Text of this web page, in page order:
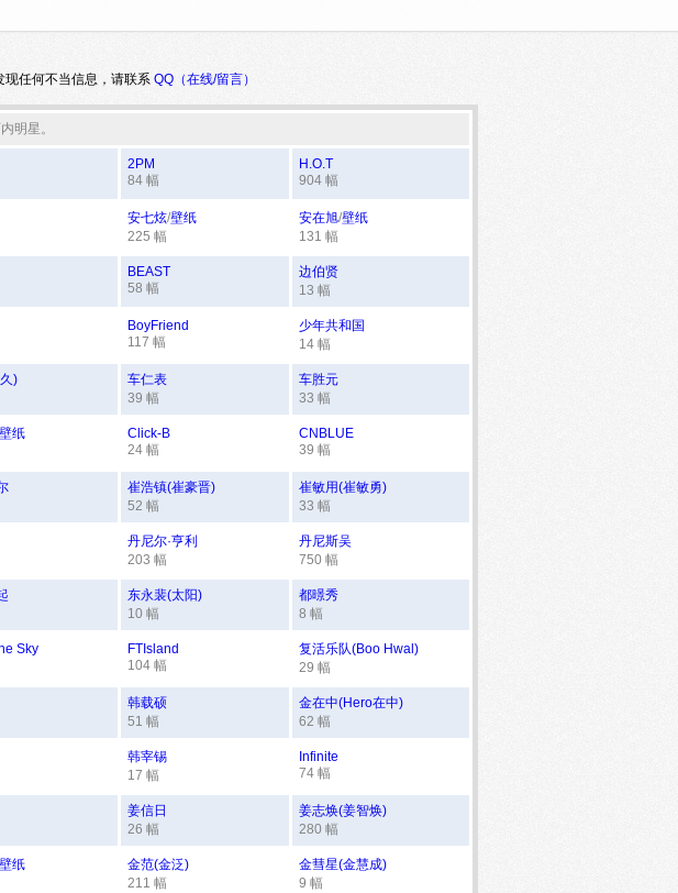
任何不当信息，请联系 QQ（在线/留言）
明星。
2PM
84 幅
H.O.T
904 幅
安七炫/壁纸
225 幅
安在旭/壁纸
131 幅
BEAST
58 幅
边伯贤
13 幅
BoyFriend
117 幅
少年共和国
14 幅
)
车仁表
39 幅
车胜元
33 幅
壁纸
Click-B
24 幅
CNBLUE
39 幅
崔浩镇(崔豪晋)
52 幅
崔敏用(崔敏勇)
33 幅
丹尼尔·亨利
203 幅
丹尼斯吴
750 幅
东永裴(太阳)
10 幅
都暻秀
8 幅
Sky
FTIsland
104 幅
复活乐队(Boo Hwal)
29 幅
韩载硕
51 幅
金在中(Hero在中)
62 幅
韩宰锡
17 幅
Infinite
74 幅
姜信日
26 幅
姜志焕(姜智焕)
280 幅
壁纸
金范(金泛)
211 幅
金彗星(金慧成)
9 幅